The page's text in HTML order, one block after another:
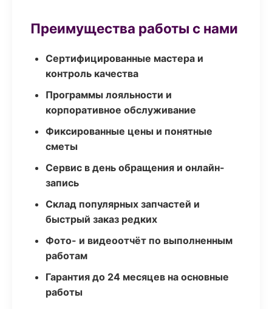
Преимущества работы с нами
Сертифицированные мастера и
контроль качества
Программы лояльности и
корпоративное обслуживание
Фиксированные цены и понятные
сметы
Сервис в день обращения и онлайн-
запись
Склад популярных запчастей и
быстрый заказ редких
Фото- и видеоотчёт по выполненным
работам
Гарантия до 24 месяцев на основные
работы